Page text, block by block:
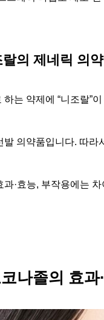
의 제네릭 의
는 약제에 “니조랄”
발 의약품입니다. 따
·효능, 부작용에는
나졸의 효